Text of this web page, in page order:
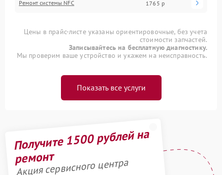
Ремонт системы NFC 1765 р
Цены в прайс-листе указаны ориентировочные, без учета
стоимости запчастей.
Записывайтесь на бесплатную диагностику.
Мы проверим ваше устройство и укажем на неисправность.
Показать все услуги
Получите 1500 рублей на
ремонт
Акция сервисного центра